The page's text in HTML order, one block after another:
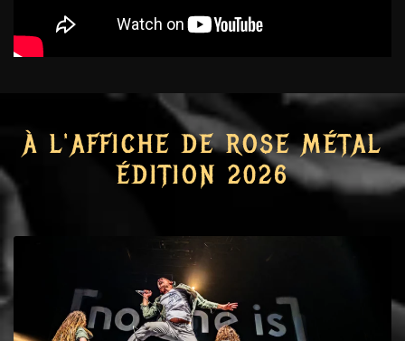
À L'AFFICHE DE ROSE MÉTAL
ÉDITION 2026